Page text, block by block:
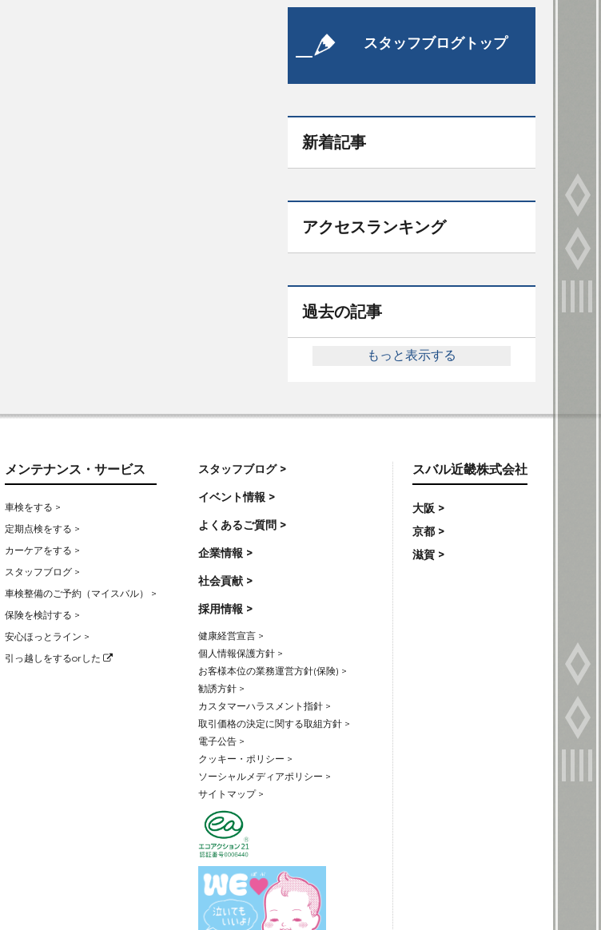
スタッフブログトップ
新着記事
アクセスランキング
過去の記事
もっと表示する
メンテナンス・サービス
車検をする >
定期点検をする >
カーケアをする >
スタッフブログ >
車検整備のご予約（マイスバル） >
保険を検討する >
安心ほっとライン >
引っ越しをするorした
スタッフブログ >
イベント情報 >
よくあるご質問 >
企業情報 >
社会貢献 >
採用情報 >
健康経営宣言 >
個人情報保護方針 >
お客様本位の業務運営方針(保険) >
勧誘方針 >
カスタマーハラスメント指針 >
取引価格の決定に関する取組方針 >
電子公告 >
クッキー・ポリシー >
ソーシャルメディアポリシー >
サイトマップ >
スバル近畿株式会社
大阪 >
京都 >
滋賀 >